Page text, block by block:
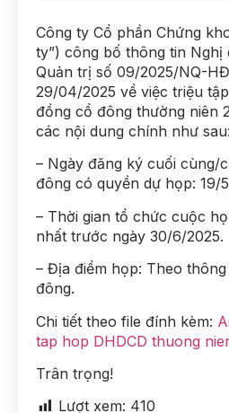
Công ty Cổ phần Chứng
ty”) công bố thông tin Nghị
Quản trị số 09/2025/NQ-
29/04/2025 về việc triệu
đồng cổ đông thường niên
các nội dung chính như sau:
– Ngày đăng ký cuối cùng/
đông có quyền dự họp: 19/
– Thời gian tổ chức cuộc
nhất trước ngày 30/6/2025.
– Địa điểm họp: Theo
đông.
Chi tiết theo file đính kèm:
tap hop DHDCD thuong
Trân trọng!
Lượt xem: 410